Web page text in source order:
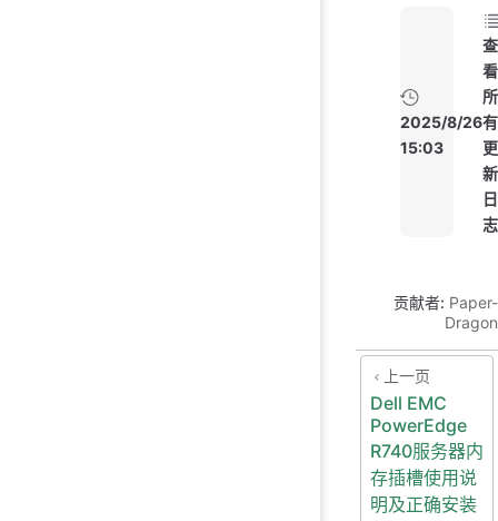
2025/8/26
15:03
查
看
所
有
更
新
日
志
贡献者: Paper-
Dragon
上一页
Dell EMC
PowerEdge
R740服务器内
存插槽使用说
明及正确安装